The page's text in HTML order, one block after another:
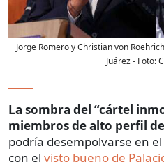
Jorge Romero y Christian von
Juárez- Foto:
La sombra del “cártel
miembros de alto perfil
podría desempolvarse en
con el visto bueno de